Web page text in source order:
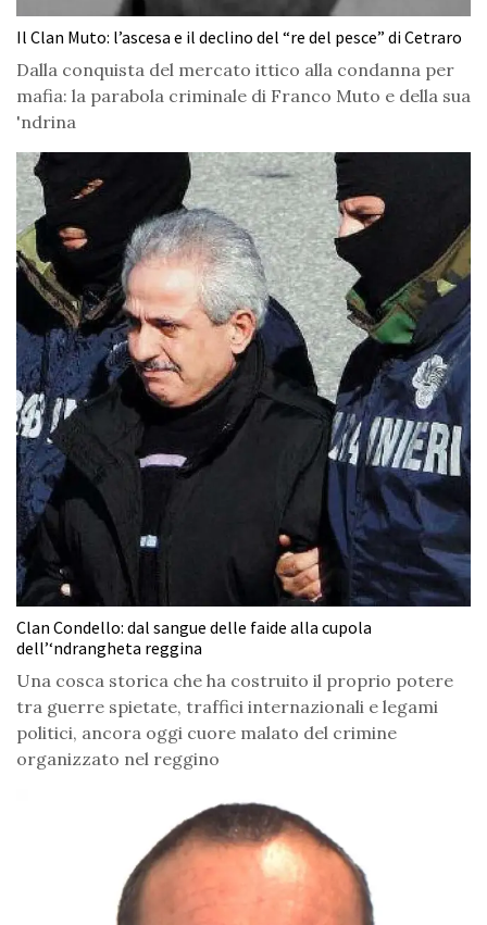
Il Clan Muto: l’ascesa e il declino del “re del pesce” di Cetraro
Dalla conquista del mercato ittico alla condanna per
mafia: la parabola criminale di Franco Muto e della sua
'ndrina
Clan Condello: dal sangue delle faide alla cupola
dell’‘ndrangheta reggina
Una cosca storica che ha costruito il proprio potere
tra guerre spietate, traffici internazionali e legami
politici, ancora oggi cuore malato del crimine
organizzato nel reggino